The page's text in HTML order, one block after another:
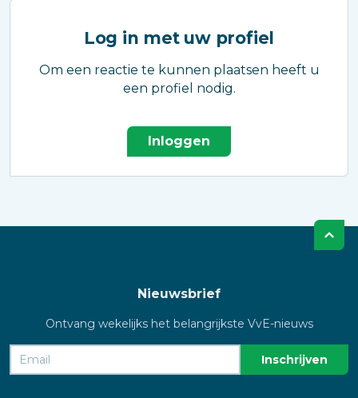
Log in met uw profiel
Om een reactie te kunnen plaatsen heeft u
een profiel nodig.
Inloggen
Nieuwsbrief
Ontvang wekelijks het belangrijkste VvE-nieuws